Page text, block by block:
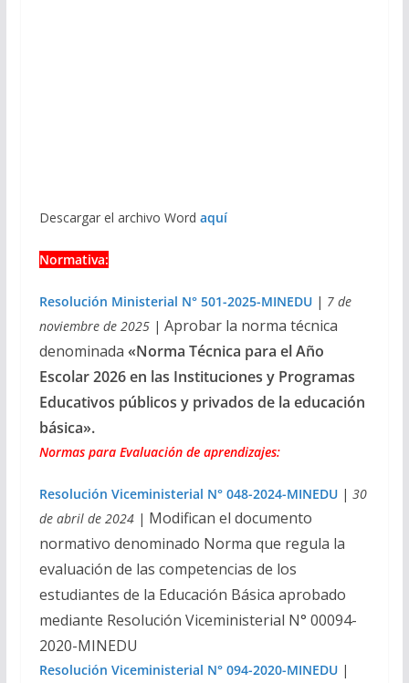
Descargar el archivo Word aquí
Normativa:
Resolución Ministerial N° 501-2025-MINEDU| 7 de
noviembre de 2025| Aprobar la norma técnica
denominada «Norma Técnica para el Año
Escolar 2026 en las Instituciones y Programas
Educativos públicos y privados de la educación
básica».
Normas para Evaluación de aprendizajes:
Resolución Viceministerial N° 048-2024-MINEDU| 30
de abril de 2024| Modifican el documento
normativo denominado Norma que regula la
evaluación de las competencias de los
estudiantes de la Educación Básica aprobado
mediante Resolución Viceministerial N° 00094-
2020-MINEDU
Resolución Viceministerial N° 094-2020-MINEDU|